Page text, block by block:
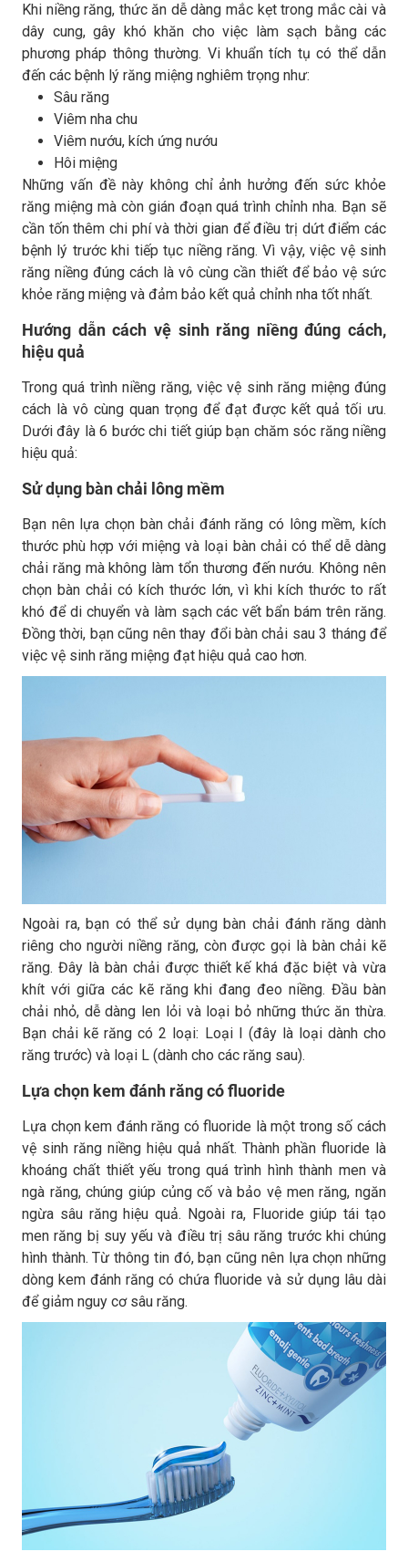
Khi niềng răng, thức ăn dễ dàng mắc kẹt trong mắc cài và
dây cung, gây khó khăn cho việc làm sạch bằng các
phương pháp thông thường. Vi khuẩn tích tụ có thể dẫn
đến các bệnh lý răng miệng nghiêm trọng như:
Sâu răng
Viêm nha chu
Viêm nướu, kích ứng nướu
Hôi miệng
Những vấn đề này không chỉ ảnh hưởng đến sức khỏe
răng miệng mà còn gián đoạn quá trình chỉnh nha. Bạn sẽ
cần tốn thêm chi phí và thời gian để điều trị dứt điểm các
bệnh lý trước khi tiếp tục niềng răng. Vì vậy, việc vệ sinh
răng niềng đúng cách là vô cùng cần thiết để bảo vệ sức
khỏe răng miệng và đảm bảo kết quả chỉnh nha tốt nhất.
Hướng dẫn cách vệ sinh răng niềng đúng cách,
hiệu quả
Trong quá trình niềng răng, việc vệ sinh răng miệng đúng
cách là vô cùng quan trọng để đạt được kết quả tối ưu.
Dưới đây là 6 bước chi tiết giúp bạn chăm sóc răng niềng
hiệu quả:
Sử dụng bàn chải lông mềm
Bạn nên lựa chọn bàn chải đánh răng có lông mềm, kích
thước phù hợp với miệng và loại bàn chải có thể dễ dàng
chải răng mà không làm tổn thương đến nướu. Không nên
chọn bàn chải có kích thước lớn, vì khi kích thước to rất
khó để di chuyển và làm sạch các vết bẩn bám trên răng.
Đồng thời, bạn cũng nên thay đổi bàn chải sau 3 tháng để
việc vệ sinh răng miệng đạt hiệu quả cao hơn.
Ngoài ra, bạn có thể sử dụng bàn chải đánh răng dành
riêng cho người niềng răng, còn được gọi là bàn chải kẽ
răng. Đây là bàn chải được thiết kế khá đặc biệt và vừa
khít với giữa các kẽ răng khi đang đeo niềng. Đầu bàn
chải nhỏ, dễ dàng len lỏi và loại bỏ những thức ăn thừa.
Bạn chải kẽ răng có 2 loại: Loại I (đây là loại dành cho
răng trước) và loại L (dành cho các răng sau).
Lựa chọn kem đánh răng có fluoride
Lựa chọn kem đánh răng có fluoride là một trong số cách
vệ sinh răng niềng hiệu quả nhất. Thành phần fluoride là
khoáng chất thiết yếu trong quá trình hình thành men và
ngà răng, chúng giúp củng cố và bảo vệ men răng, ngăn
ngừa sâu răng hiệu quả. Ngoài ra, Fluoride giúp tái tạo
men răng bị suy yếu và điều trị sâu răng trước khi chúng
hình thành. Từ thông tin đó, bạn cũng nên lựa chọn những
dòng kem đánh răng có chứa fluoride và sử dụng lâu dài
để giảm nguy cơ sâu răng.